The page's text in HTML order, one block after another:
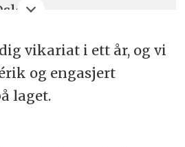
juni
vikariat i ett år, og vi
og engasjert
laget.